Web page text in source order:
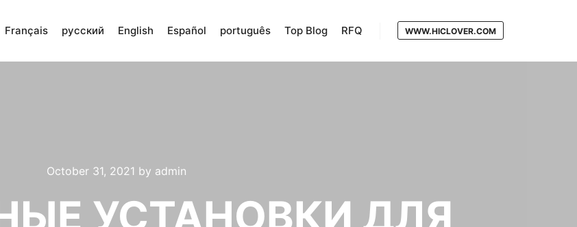
Français русский English Español português Top Blog RFQ WWW.HICLOVER.COM
October 31, 2021 by admin
УСТАНОВКИ ДЛЯ